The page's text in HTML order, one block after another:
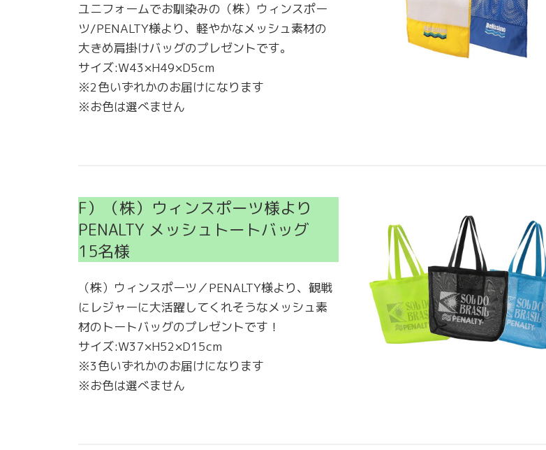
ユニフォームでお馴染みの（株）ウィンスポー
ツ/PENALTY様より、軽やかなメッシュ素材の
大きめ肩掛けバッグのプレゼントです。
サイズ:W43×H49×D5cm
※2色いずれかのお届けになります
※お色は選べません
F）（株）ウィンスポーツ様より
PENALTY メッシュトートバッグ
15名様
（株）ウィンスポーツ／PENALTY様より、観戦
にレジャーに大活躍してくれそうなメッシュ素
材のトートバッグのプレゼントです！
サイズ:W37×H52×D15cm
※3色いずれかのお届けになります
※お色は選べません